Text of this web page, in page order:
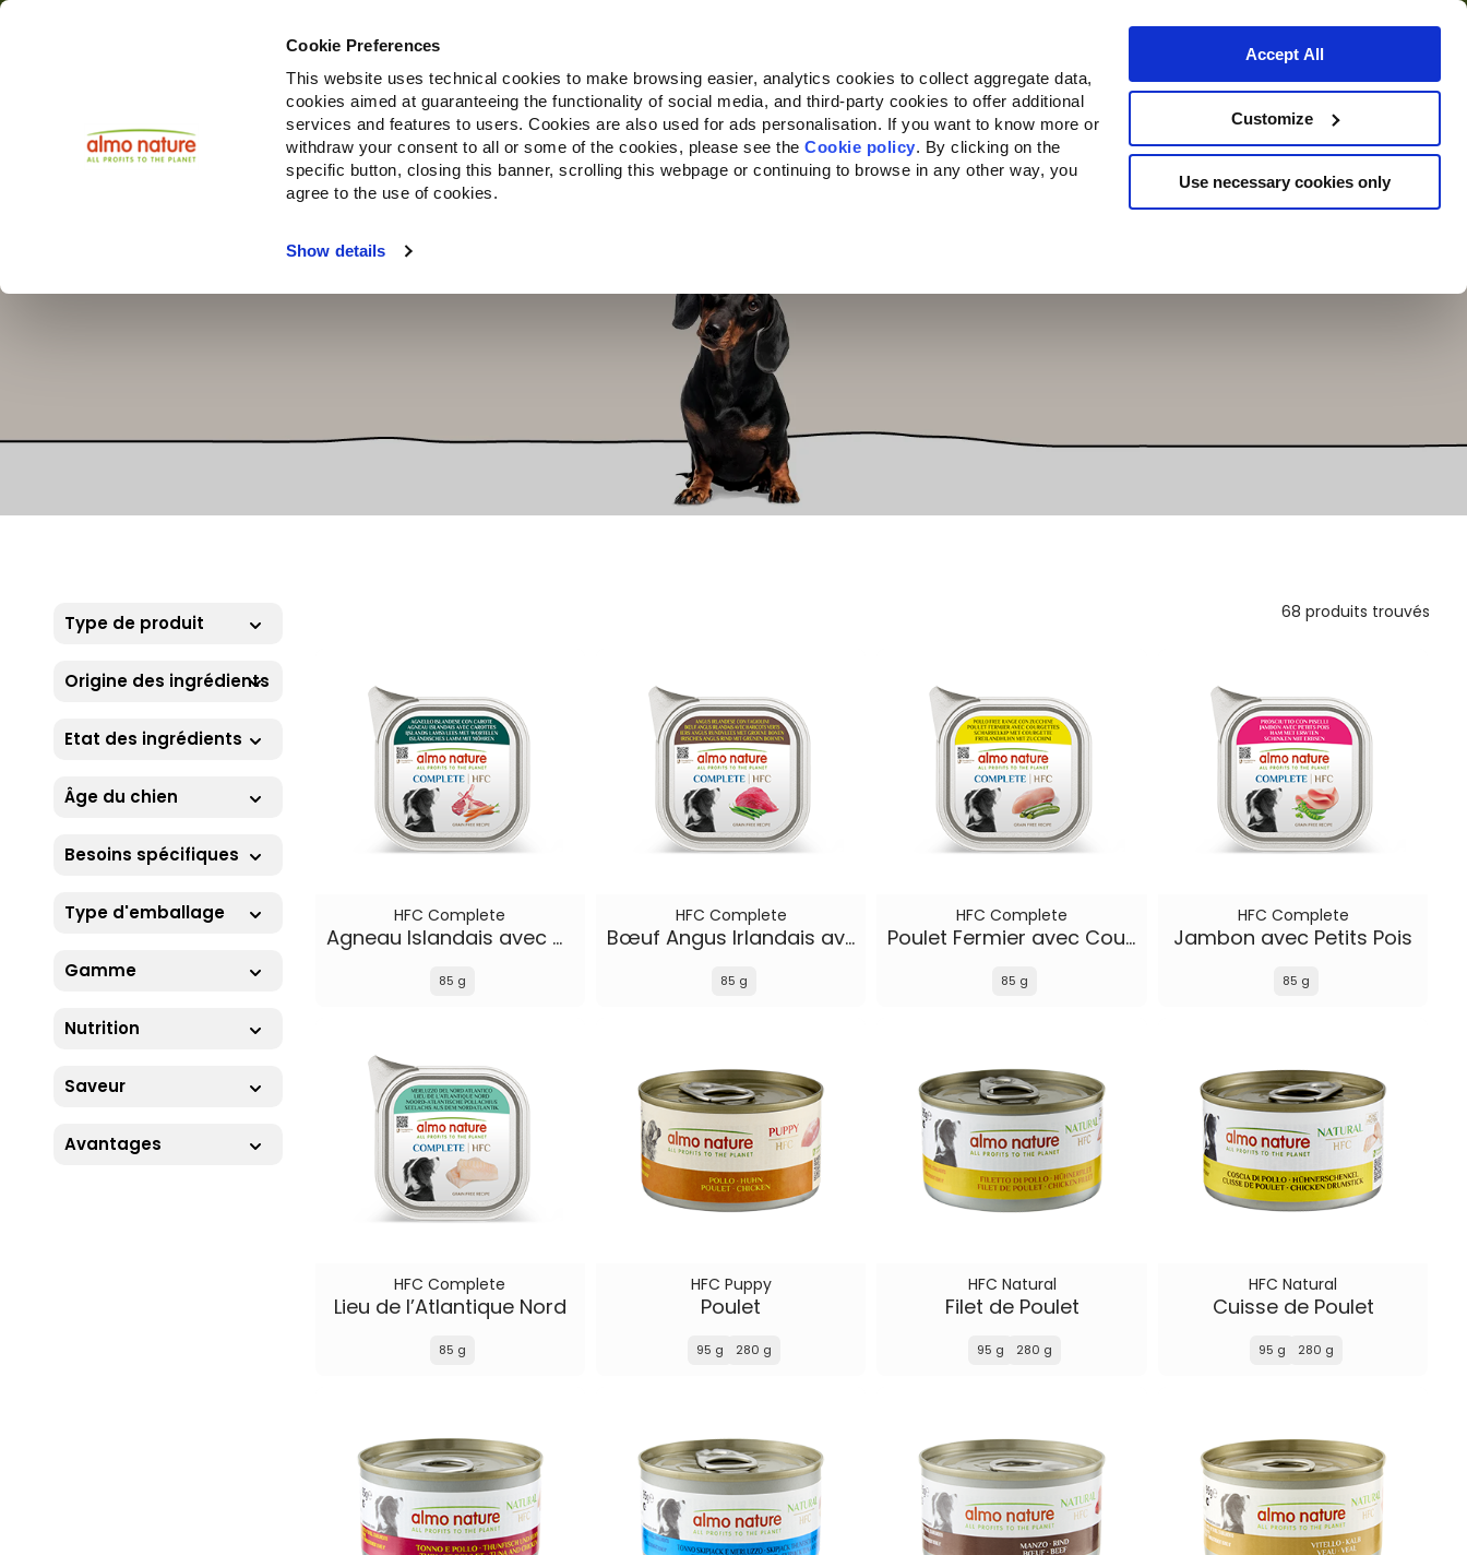
Cookie Preferences
This website uses technical cookies to make browsing easier, analytics cookies to collect aggregate data,
cookies aimed at guaranteeing the functionality of social media, and third-party cookies to offer additional
services and features to users. Cookies are also used for ads personalisation. If you want to know more or
withdraw your consent to all or some of the cookies, please see theCookie policy. By clicking on the
specific button, closing this banner, scrolling this webpage or continuing to browse in any other way, you
agree to the use of cookies.
Show details
Accept All
Customize
Use necessary cookies only
Produits Companion for Life L'appel à projets La marque Où acheter
Choose another country or region to see content specific to your location.
Type de produit
Origine des ingrédients
Etat des ingrédients
Âge du chien
Besoins spécifiques
Type d'emballage
Gamme
Nutrition
Saveur
Avantages
68 produits trouvés
HFC Complete
Agneau Islandais avec Carottes
85 g
HFC Complete
Bœuf Angus Irlandais avec Haricots Verts
85 g
HFC Complete
Poulet Fermier avec Courgettes
85 g
HFC Complete
Jambon avec Petits Pois
85 g
HFC Complete
Lieu de l’Atlantique Nord
85 g
HFC Puppy
Poulet
95 g 280 g
HFC Natural
Filet de Poulet
95 g 280 g
HFC Natural
Cuisse de Poulet
95 g 280 g